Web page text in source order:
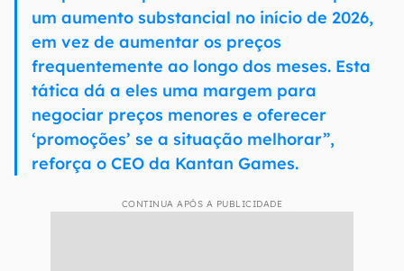
um aumento substancial no início de 2026,
em vez de aumentar os preços
frequentemente ao longo dos meses. Esta
tática dá a eles uma margem para
negociar preços menores e oferecer
‘promoções’ se a situação melhorar”,
reforça o CEO da Kantan Games.
CONTINUA APÓS A PUBLICIDADE